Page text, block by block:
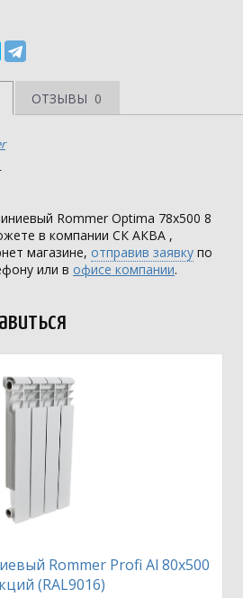
ОТЗЫВЫ 0
Rommer Optima 78х500 8
в компании СК АКВА ,
магазине, отправив заявку по
или в офисе компании.
Rommer Profi Al 80х500
(RAL9016)